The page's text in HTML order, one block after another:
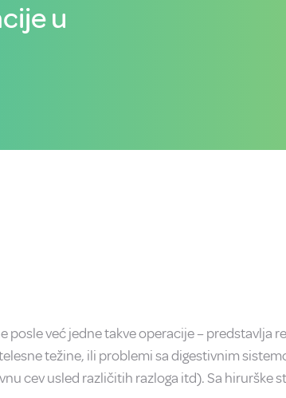
u
posle već jedne takve operacije – predstavlja
težine, ili problemi sa digestivnim
cev usled različitih razloga itd). Sa hirurške